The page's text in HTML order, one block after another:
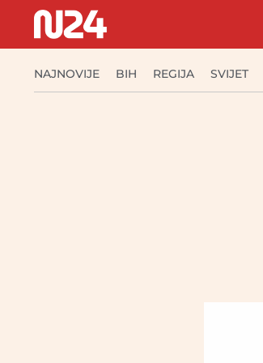
NAJNOVIJE BIH REGIJA SVIJET